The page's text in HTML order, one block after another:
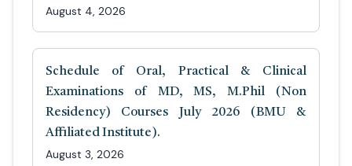
August 4, 2026
Schedule of Oral, Practical & Clinical
Examinations of MD, MS, M.Phil (Non
Residency) Courses July 2026 (BMU &
Affiliated Institute).
August 3, 2026